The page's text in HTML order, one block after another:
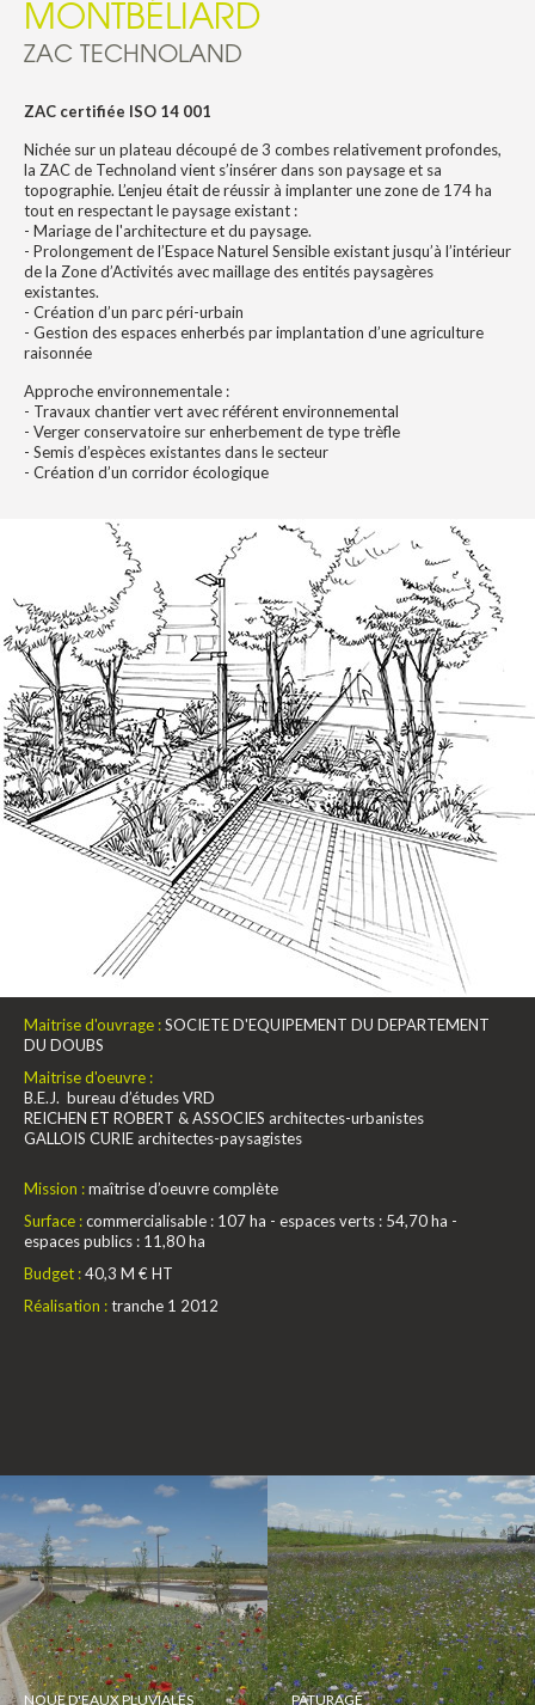
MONTBÉLIARD
ZAC TECHNOLAND
ZAC certifiée ISO 14 001
Nichée sur un plateau découpé de 3 combes relativement profondes,
la ZAC de Technoland vient s’insérer dans son paysage et sa
topographie. L’enjeu était de réussir à implanter une zone de 174 ha
tout en respectant le paysage existant :
- Mariage de l'architecture et du paysage.
- Prolongement de l’Espace Naturel Sensible existant jusqu’à l’intérieur
de la Zone d’Activités avec maillage des entités paysagères
existantes.
- Création d’un parc péri-urbain
- Gestion des espaces enherbés par implantation d’une agriculture
raisonnée
Approche environnementale :
- Travaux chantier vert avec référent environnemental
- Verger conservatoire sur enherbement de type trèfle
- Semis d’espèces existantes dans le secteur
- Création d’un corridor écologique
Maitrise d'ouvrage :SOCIETE D'EQUIPEMENT DU DEPARTEMENT
DU DOUBS
Maitrise d'oeuvre :
B.E.J. bureau d’études VRD
REICHEN ET ROBERT & ASSOCIES architectes-urbanistes
GALLOIS CURIE architectes-paysagistes
Mission :maîtrise d’oeuvre complète
Surface :commercialisable : 107 ha - espaces verts : 54,70 ha -
espaces publics : 11,80 ha
Budget :40,3 M € HT
Réalisation :tranche 1 2012
NOUE D'EAUX PLUVIALES PÂTURAGE